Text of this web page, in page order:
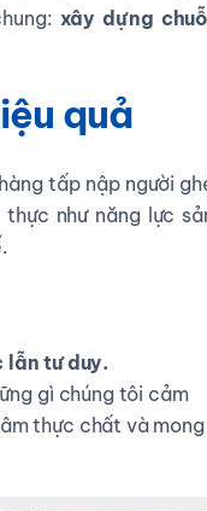
xây dựng
quả
tấp nập người
như năng lực
lẫn tư duy.
gì chúng tôi cảm
thực chất và mong